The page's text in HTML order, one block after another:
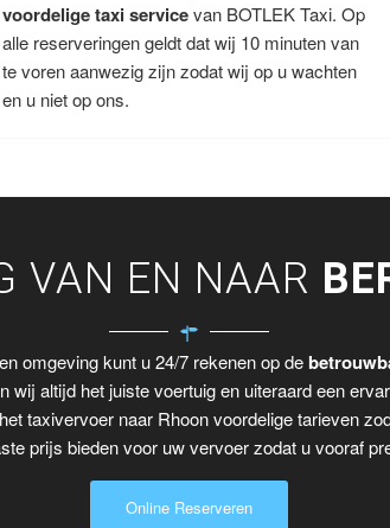
voordelige taxi servicevan BOTLEK Taxi. Op
alle reserveringen geldt dat wij 10 minuten van
te voren aanwezig zijn zodat wij op u wachten
en u niet op ons.
VAN EN NAAR
omgeving kunt u 24/7 rekenen op de
wij altijd het juiste voertuig en uiteraard een
taxivervoer naar Rhoon voordelige tarieven
prijs bieden voor uw vervoer zodat u vooraf
Online Reserveren